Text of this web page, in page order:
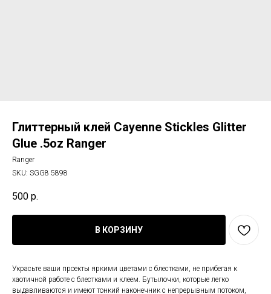
Глиттерный клей Cayenne Stickles Glitter
Glue .5oz Ranger
Ranger
SKU: SGG8 5898
500 р.
В КОРЗИНУ
Украсьте ваши проекты яркими цветами с блестками, не прибегая к
хаотичной работе с блестками и клеем. Бутылочки, которые легко
выдавливаются и имеют тонкий наконечник с непрерывным потоком,